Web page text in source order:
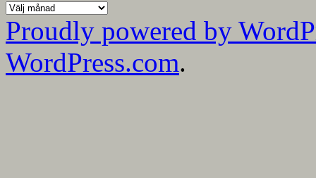
Alla
mina
bloggmånader
Proudly powered by
WordPress.com.